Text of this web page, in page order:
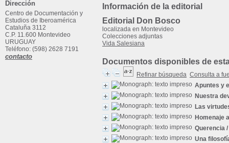
Información de la editorial
Editorial Don Bosco
localizada en Montevideo
Colecciones adjuntas
Vida Salesiana
Documentos disponibles de
Refinar búsqueda Consulta a
Apuntes y
Nuestra
Las
Homenaje
Querencia
Una
Dirección
Centro de Documentación y
Estudios de Iberoamérica
Cataluña 3112
C.P. 11.600 Montevideo
URUGUAY
Teléfono: (598) 2628 7191
contacto